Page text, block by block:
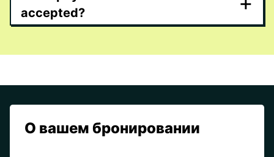
accepted?
О вашем бронировании